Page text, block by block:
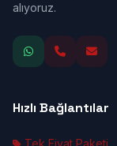
alıyoruz.
Hızlı Bağlantılar
Tek Fiyat Paketi